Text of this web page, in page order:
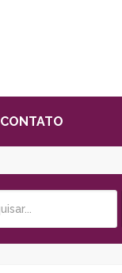
CONTATO